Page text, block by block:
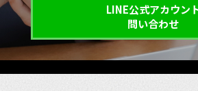
LINE公式アカウン
問い合わせ